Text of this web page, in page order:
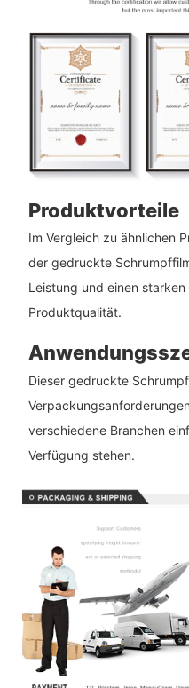
Produktvorteile
Im Vergleich zu ähnlichen
der gedruckte
Leistung und einen starken
Produktqualität.
Dieser gedruckte
verschiedene Branchen
Verfügung stehen.